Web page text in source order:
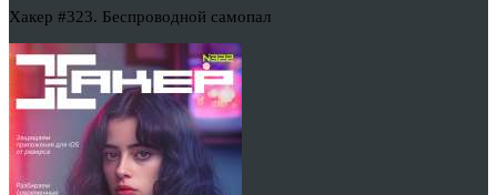
Хакер #323. Беспроводной самопал